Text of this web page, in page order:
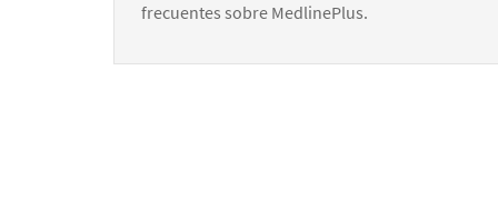
frecuentes sobre MedlinePlus.